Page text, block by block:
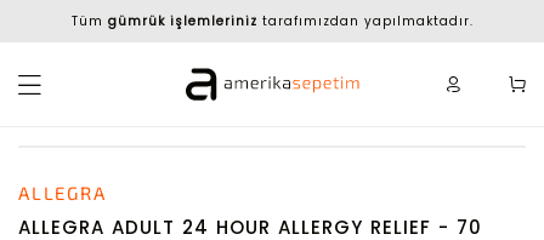
Tüm gümrük işlemleriniz tarafımızdan yapılmaktadır.
ALLEGRA
ALLEGRA ADULT 24 HOUR ALLERGY RELIEF - 70